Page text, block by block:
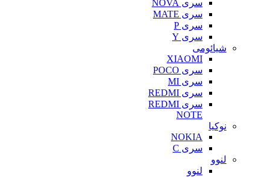
سری NOVA
سری MATE
سری P
سری Y
شیائومی
XIAOMI
سری POCO
سری MI
سری REDMI
سری REDMI
NOTE
نوکیا
NOKIA
سری C
لنوو
لنوو